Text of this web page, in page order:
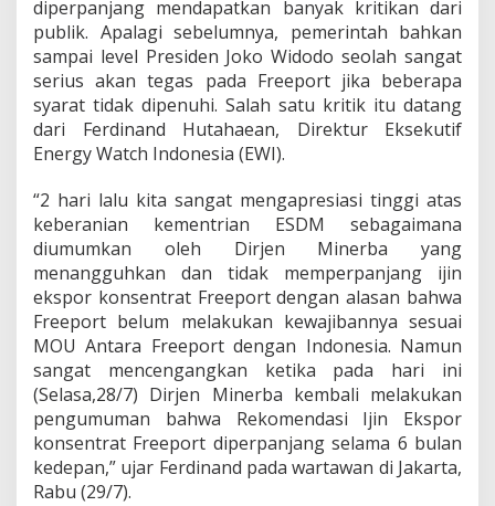
n
g
g
u
k
n
K
e
n
a
p
a
e
m
e
r
i
n
t
diperpanjang mendapatkan banyak kritikan dari
publik. Apalagi sebelumnya, pemerintah bahkan
sampai level Presiden Joko Widodo seolah sangat
serius akan tegas pada Freeport jika beberapa
syarat tidak dipenuhi. Salah satu kritik itu datang
dari Ferdinand Hutahaean, Direktur Eksekutif
Energy Watch Indonesia (EWI).
“2 hari lalu kita sangat mengapresiasi tinggi atas
keberanian kementrian ESDM sebagaimana
diumumkan oleh Dirjen Minerba yang
menangguhkan dan tidak memperpanjang ijin
ekspor konsentrat Freeport dengan alasan bahwa
Freeport belum melakukan kewajibannya sesuai
MOU Antara Freeport dengan Indonesia. Namun
sangat mencengangkan ketika pada hari ini
(Selasa,28/7) Dirjen Minerba kembali melakukan
pengumuman bahwa Rekomendasi Ijin Ekspor
konsentrat Freeport diperpanjang selama 6 bulan
kedepan,” ujar Ferdinand pada wartawan di Jakarta,
Rabu (29/7).